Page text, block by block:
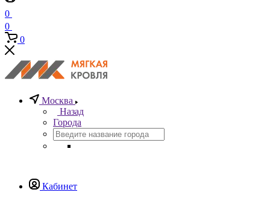
0
0
0
Москва
Назад
Города
Кабинет